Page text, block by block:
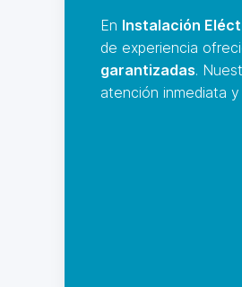
En Instalación
de experiencia
garantizadas.
atención inmediata